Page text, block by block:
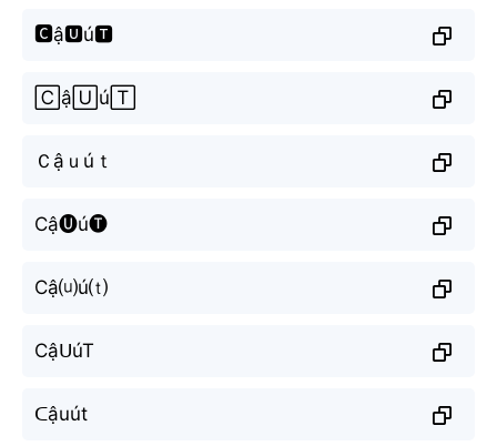
🅲ậ🆄ú🆃
🄲ậ🅄ú🅃
Ｃậｕúｔ
Cậ🅤ú🅣
Cậ⒰ú⒯
CậᑌúT
ᑕậuút